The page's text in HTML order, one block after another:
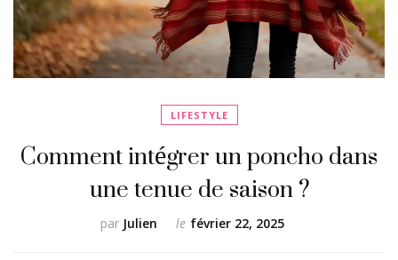
LIFESTYLE
Comment intégrer un poncho dans
une tenue de saison ?
par Julien le février 22, 2025